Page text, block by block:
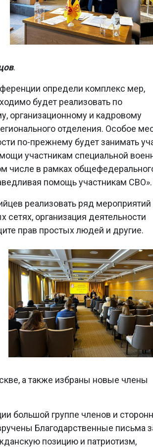
.
определи комплекс мер,
будет реализовать по
организационному и кадровому
отделения. Особое
по-прежнему будет занимать
участникам специальной
числе в рамках
помощь участникам СВО».
реализовать ряд мероприятий
сетях, организация деятельности
прав простых людей и другие.
а также избраны новые члены
большой группе членов и
Благодарственные письма
позицию и патриотизм,